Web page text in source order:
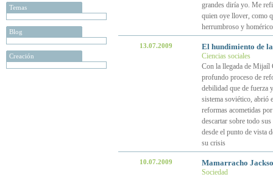
Temas
Blog
Creación
grandes diría yo. Me
quien oye llover, como
herrumbroso y homérico
13.07.2009 El hundimiento de
Ciencias sociales
Con la llegada de Mijaíl
profundo proceso de
debilidad que de fuerza
sistema soviético, abrió
reformas acometidas
descartar sobre todo
desde el punto de vista
su crisis
10.07.2009 Mamarracho
Sociedad